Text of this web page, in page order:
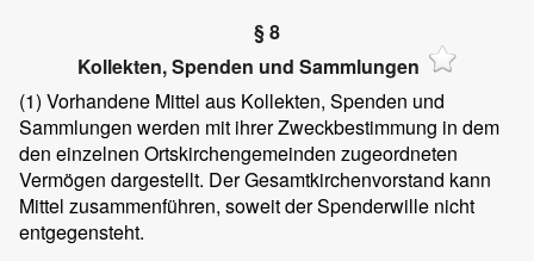
§ 8
Kollekten, Spenden und Sammlungen
(1) Vorhandene Mittel aus Kollekten, Spenden und
Sammlungen werden mit ihrer Zweckbestimmung in dem
den einzelnen Ortskirchengemeinden zugeordneten
Vermögen dargestellt. Der Gesamtkirchenvorstand kann
Mittel zusammenführen, soweit der Spenderwille nicht
entgegensteht.